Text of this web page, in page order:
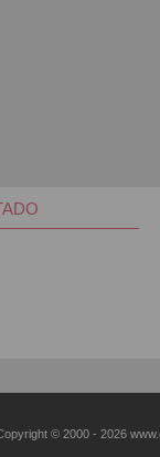
© 2000 - ­2026